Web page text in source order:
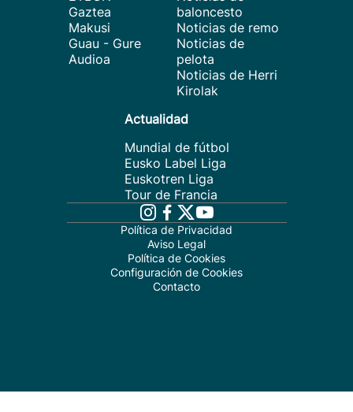
Gaztea
Makusi
Guau - Gure
Audioa
baloncesto
Noticias de remo
Noticias de
pelota
Noticias de Herri
Kirolak
Actualidad
Mundial de fútbol
Eusko Label Liga
Euskotren Liga
Tour de Francia
Política de Privacidad
Aviso Legal
Política de Cookies
Configuración de Cookies
Contacto